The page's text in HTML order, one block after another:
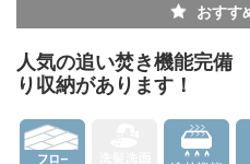
おすす
人気の追い焚き機能完
り収納があります！